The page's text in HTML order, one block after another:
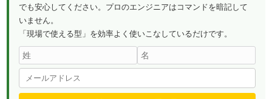
でも安心してください。プロのエンジニアはコマンドを暗記して
いません。
「現場で使える型」を効率よく使いこなしているだけです。